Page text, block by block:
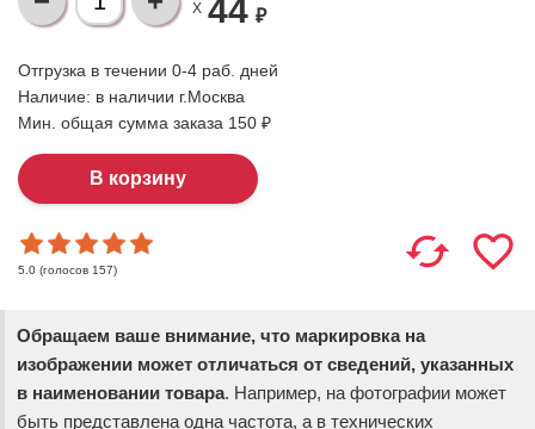
X 44 ₽
Отгрузка в течении 0-4 раб. дней
Наличие: в наличии г.Москва
Мин. общая сумма заказа 150 ₽
5.0 (голосов 157)
Обращаем ваше внимание, что маркировка на
изображении может отличаться от сведений, указанных
в наименовании товара. Например, на фотографии может
быть представлена одна частота, а в технических